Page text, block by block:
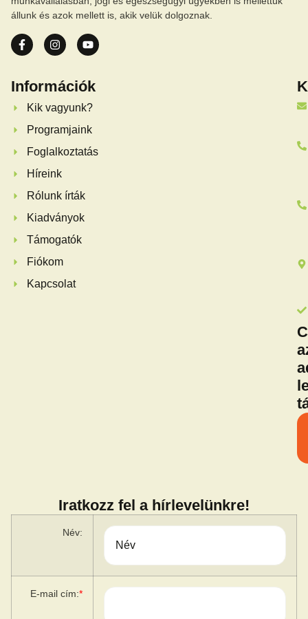
állunk és azok mellett is, akik velük dolgoznak.
Információk
Kik vagyunk?
Programjaink
Foglalkoztatás
Híreink
Rólunk írták
Kiadványok
Támogatók
Fiókom
Kapcsolat
Iratkozz fel a hírlevelünkre!
Név:
E-mail cím:*